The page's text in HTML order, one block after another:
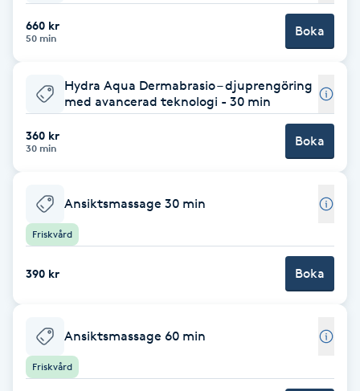
Eyeliner-tatuering
F
Face framing
Faceliftmassage
Fettreducering
Fibromassage
Fotmassage
660 kr
50 min Boka
Hydra Aqua Dermabrasio – djuprengöring
med avancerad teknologi - 30 min
360 kr
30 min Boka
Ansiktsmassage 30 min
Friskvård
390 kr Boka
Ansiktsmassage 60 min
Friskvård